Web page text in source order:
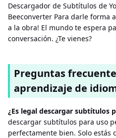
Descargador de Subtítulos de
Beeconverter Para darle forma
a la obra! El mundo te espera
conversación. ¿Te vienes?
Preguntas
aprendizaje de
¿Es legal descargar subtítulos
descargar subtítulos para uso
perfectamente bien. Solo estás